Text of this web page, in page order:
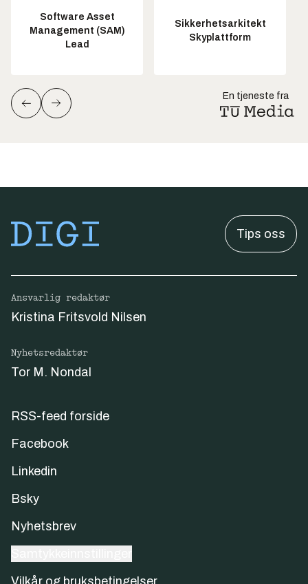
Software Asset
Management (SAM)
Lead
Sikkerhetsarkitekt
Skyplattform
En tjeneste fra
Tips oss
Ansvarlig redaktør
Kristina Fritsvold Nilsen
Nyhetsredaktør
Tor M. Nondal
RSS-feed forside
Facebook
Linkedin
Bsky
Nyhetsbrev
Vilkår og bruksbetingelser